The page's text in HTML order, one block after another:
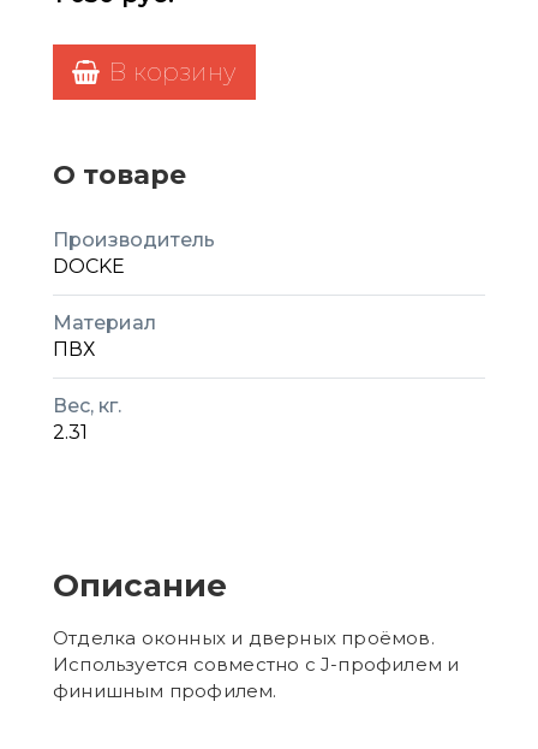
В корзину
О товаре
Производитель
DOCKE
Материал
ПВХ
Вес, кг.
2.31
Описание
Отделка оконных и дверных проёмов.
Используется совместно с J-профилем и
финишным профилем.